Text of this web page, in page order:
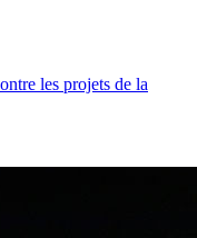
les projets de la